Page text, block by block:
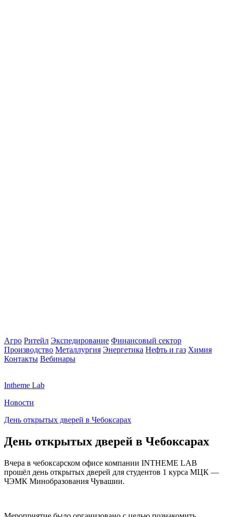
Агро Ритейл Экспедирование Финансовый сектор
Производство Металлургия Энергетика Нефть и газ Химия
Контакты Вебинары
Intheme Lab
Новости
День открытых дверей в Чебоксарах
День открытых дверей в Чебоксарах
Вчера в чебоксарском офисе компании INTHEME LAB
прошёл день открытых дверей для студентов 1 курса МЦК —
ЧЭМК Минобразования Чувашии.